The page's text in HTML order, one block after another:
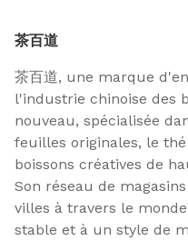
茶百道
茶百道, une marque
l'industrie chinoise des
nouveau, spécialisée
feuilles originales, le
boissons créatives de
Son réseau de
villes à travers le
stable et à un style de